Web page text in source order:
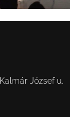
József u.